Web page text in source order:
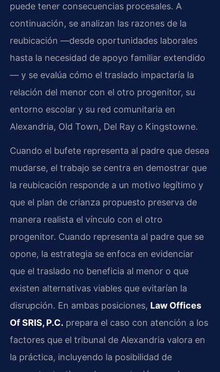
puede tener consecuencias procesales. A
continuación, se analizan las razones de la
reubicación —desde oportunidades laborales
hasta la necesidad de apoyo familiar extendido
— y se evalúa cómo el traslado impactaría la
relación del menor con el otro progenitor, su
entorno escolar y su red comunitaria en
Alexandria, Old Town, Del Ray o Kingstowne.
Cuando el bufete representa al padre que desea
mudarse, el trabajo se centra en demostrar que
la reubicación responde a un motivo legítimo y
que el plan de crianza propuesto preserva de
manera realista el vínculo con el otro
progenitor. Cuando representa al padre que se
opone, la estrategia se enfoca en evidenciar
que el traslado no beneficia al menor o que
existen alternativas viables que evitarían la
disrupción. En ambas posiciones, Law Offices
Of SRIS, P.C. prepara el caso con atención a los
factores que el tribunal de Alexandria valora en
la práctica, incluyendo la posibilidad de